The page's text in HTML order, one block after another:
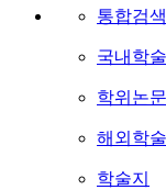
통합검색
국내학
학위논문
해외학
학술지